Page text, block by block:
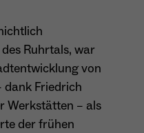
Webseite mit, ob ein
Backend angemeldet ist
diese zu verwalten.
Ruhrtals, war
von
dank Friedrich
Werkstätten – als
der frühen